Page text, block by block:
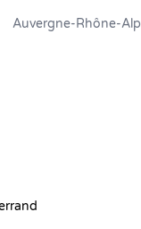
Auvergne-Rhône-